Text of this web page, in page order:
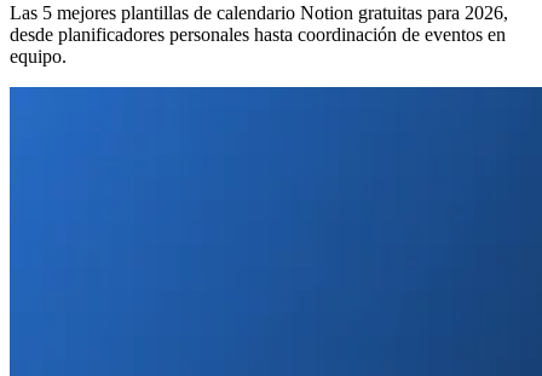
Las 5 mejores plantillas de calendario Notion gratuitas para 2026,
desde planificadores personales hasta coordinación de eventos en
equipo.